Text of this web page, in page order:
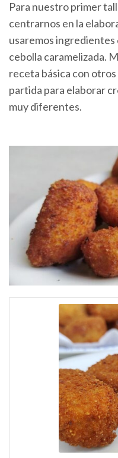
Para nuestro primer
centrarnos en la
usaremos
cebolla caramelizada.
receta básica con
partida para elaborar
muy diferentes.